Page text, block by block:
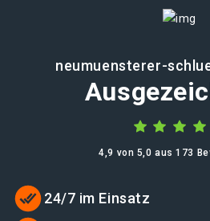
neumuensterer-
4,9 von 5,0 aus 173
24/7 im Einsatz